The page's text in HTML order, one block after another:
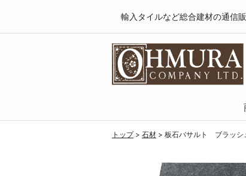
輸入タイルなど総合建材の通信
トップ> 石材 > 板石バサルト ブラッ